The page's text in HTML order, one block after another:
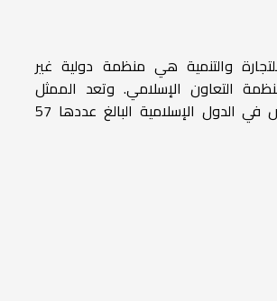
والتنمية هي منظمة دولية غير
التعاون الإسلامي. وتعد الممثل
الأكبر للقطاع الخاص في الدول الإسلامية البالغ عددها 57